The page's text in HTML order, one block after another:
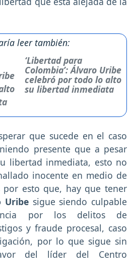
leer también:
‘Libertad para
Colombia’: Álvaro Uribe
celebró por todo lo alto
su libertad inmediata
que sucede en el caso
presente que a pesar
libertad inmediata, esto no
inocente en medio de
por esto que, hay que tener
Uribesigue siendo culpable
por los delitos de
y fraude procesal, caso
por lo que sigue sin
del líder del Centro